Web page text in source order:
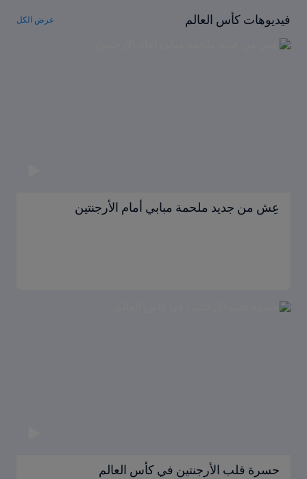
فيديوهات كأس العالم عرض الكل
عِش من جديد ملحمة مبابي أمام الأرجنتين
حسرة قلب الأرجنتين في كأس العالم